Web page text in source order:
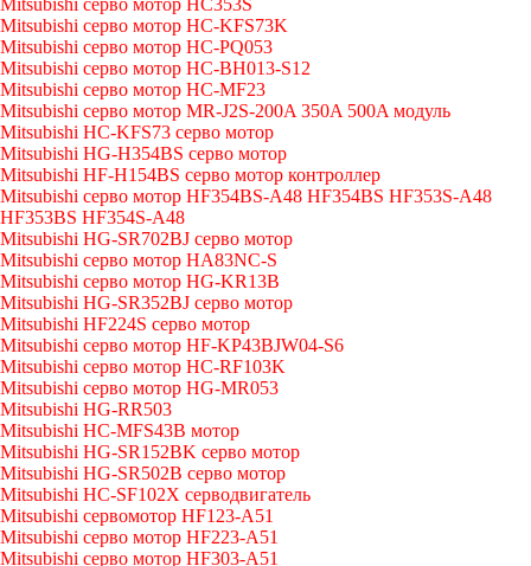
Mitsubishi серво мотор HC353S
Mitsubishi серво мотор HC-KFS73K
Mitsubishi серво мотор HC-PQ053
Mitsubishi серво мотор HC-BH013-S12
Mitsubishi серво мотор HC-MF23
Mitsubishi серво мотор MR-J2S-200A 350A 500A модуль
Mitsubishi HC-KFS73 серво мотор
Mitsubishi HG-H354BS серво мотор
Mitsubishi HF-H154BS серво мотор контроллер
Mitsubishi серво мотор HF354BS-A48 HF354BS HF353S-A48
HF353BS HF354S-A48
Mitsubishi HG-SR702BJ серво мотор
Mitsubishi серво мотор HA83NC-S
Mitsubishi серво мотор HG-KR13B
Mitsubishi HG-SR352BJ серво мотор
Mitsubishi HF224S серво мотор
Mitsubishi серво мотор HF-KP43BJW04-S6
Mitsubishi серво мотор HC-RF103K
Mitsubishi серво мотор HG-MR053
Mitsubishi HG-RR503
Mitsubishi HC-MFS43B мотор
Mitsubishi HG-SR152BK серво мотор
Mitsubishi HG-SR502B серво мотор
Mitsubishi HC-SF102X серводвигатель
Mitsubishi сервомотор HF123-A51
Mitsubishi серво мотор HF223-A51
Mitsubishi серво мотор HF303-A51